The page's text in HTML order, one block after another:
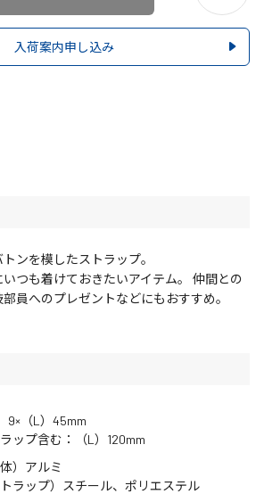
入荷案内申し込み
ンを模したストラップ。
つも着けておきたいアイテム。 仲間との
員へのプレゼントなどにもおすすめ。
9×（L）45mm
ップ含む：（L）120mm
体）アルミ
トラップ）スチール、ポリエステル